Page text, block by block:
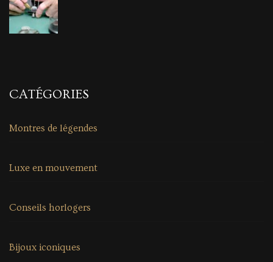
CATÉGORIES
Montres de légendes
Luxe en mouvement
Conseils horlogers
Bijoux iconiques